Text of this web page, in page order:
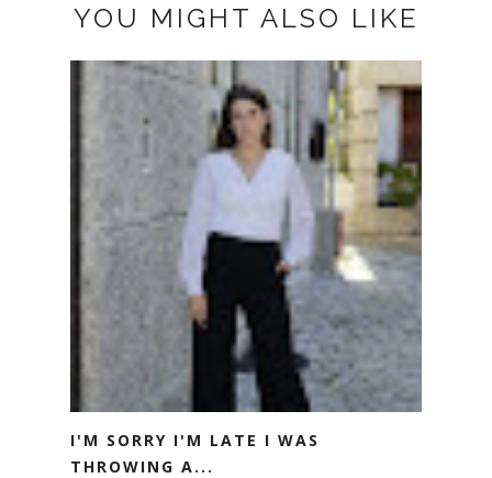
YOU MIGHT ALSO LIKE
I'M SORRY I'M LATE I WAS
THROWING A...